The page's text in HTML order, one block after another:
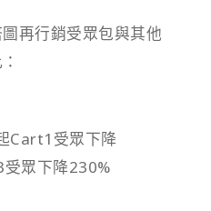
再行銷受眾包與其他
Cart1受眾下降
眾下降230%